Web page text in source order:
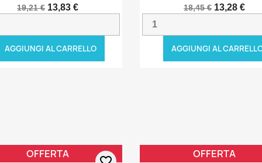
19,21 € 13,83 €
AGGIUNGI AL CARRELLO
18,45 € 13,28 €
AGGIUNGI AL
OFFERTA OFFERTA